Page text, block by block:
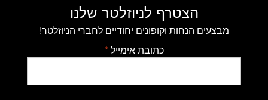
הצטרף לניוזלטר שלנו
מבצעים הנחות וקופונים יחודיים לחברי הניוזלטר!
כתובת אימייל*